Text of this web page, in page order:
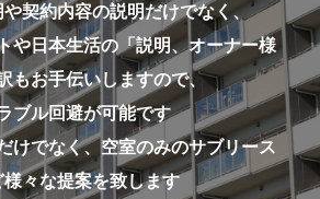
契約内容の説明だけでなく、
や日本生活の「説明、オーナー様
もお手伝いしますので、
ブル回避が可能です
けでなく、空室のみのサブリース
様々な提案を致します